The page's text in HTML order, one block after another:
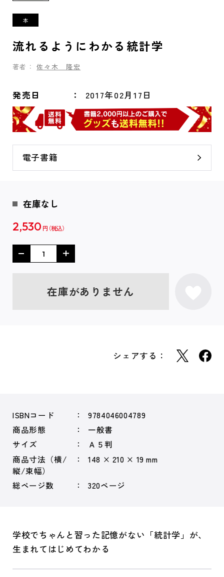
流れるようにわかる統計学
著者： 佐々木 隆宏
発売日 2017年02月17日
電子書籍
在庫なし
2,530 円
在庫がありません
シェアする：
ISBNコード
9784046004789
商品形態
一般書
サイズ
Ａ５判
商品寸法（横/
縦/束幅）
148 × 210 × 19 mm
総ページ数 320ページ
学校でちゃんと習った記憶がない「統計学」が、
生まれてはじめてわかる